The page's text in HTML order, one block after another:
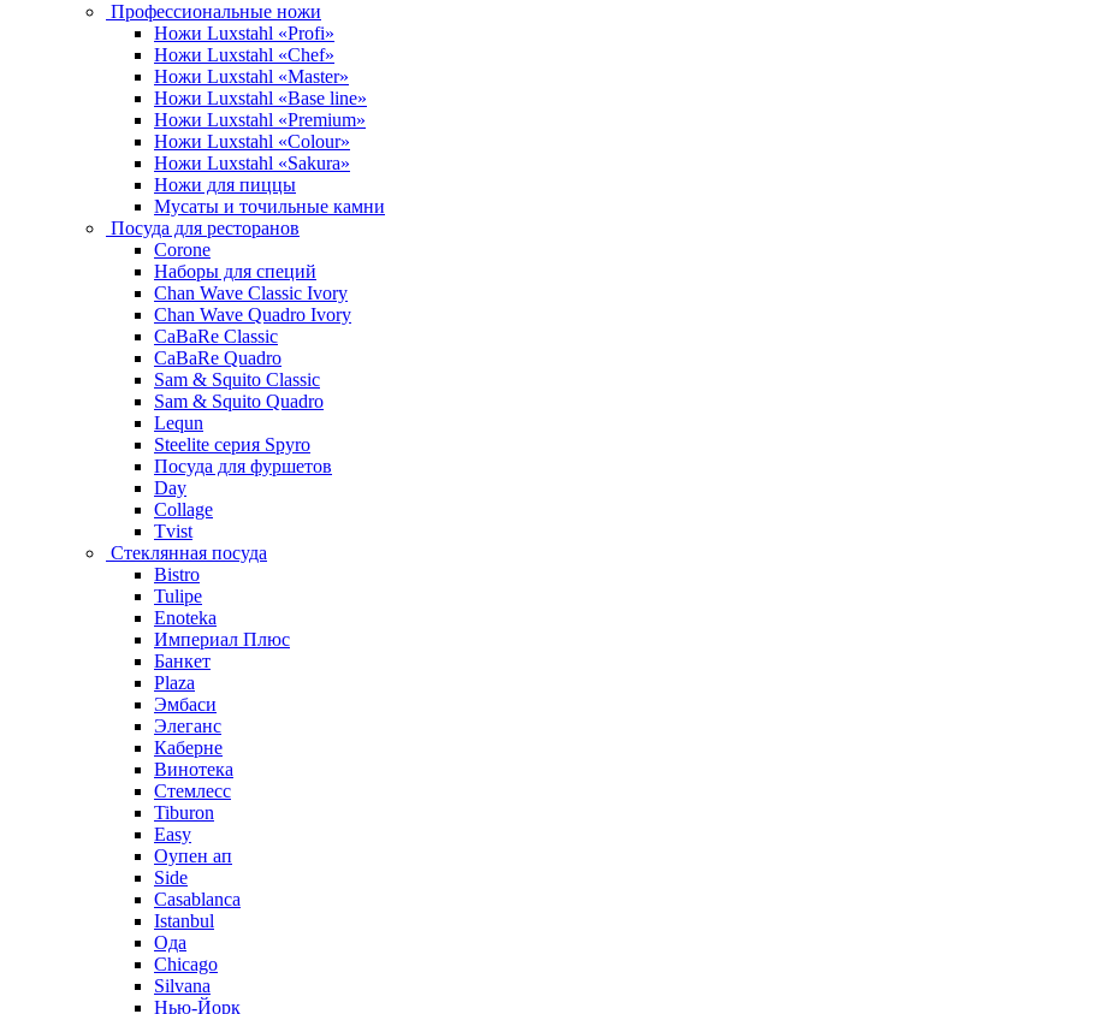
Профессиональные ножи
Ножи Luxstahl «Profi»
Ножи Luxstahl «Chef»
Ножи Luxstahl «Master»
Ножи Luxstahl «Base line»
Ножи Luxstahl «Premium»
Ножи Luxstahl «Colour»
Ножи Luxstahl «Sakura»
Ножи для пиццы
Мусаты и точильные камни
Посуда для ресторанов
Corone
Наборы для специй
Chan Wave Classic Ivory
Chan Wave Quadro Ivory
CaBaRe Classic
CaBaRe Quadro
Sam & Squito Classic
Sam & Squito Quadro
Lequn
Steelite серия Spyro
Посуда для фуршетов
Day
Collage
Tvist
Стеклянная посуда
Bistro
Tulipe
Enoteka
Империал Плюс
Банкет
Plaza
Эмбаси
Элеганс
Каберне
Винотека
Стемлесс
Tiburon
Easy
Оупен ап
Side
Casablanca
Istanbul
Ода
Chicago
Silvana
Нью-Йорк